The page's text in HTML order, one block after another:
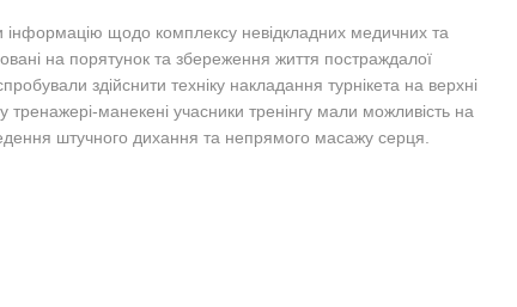
інформацію щодо комплексу невідкладних медичних та
на порятунок та збереження життя постраждалої
здійснити техніку накладання турнікета на верхні
тренажері-манекені учасники тренінгу мали можливість на
штучного дихання та непрямого масажу серця.